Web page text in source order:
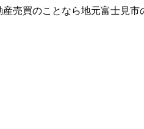
売買のことなら地元富士見市